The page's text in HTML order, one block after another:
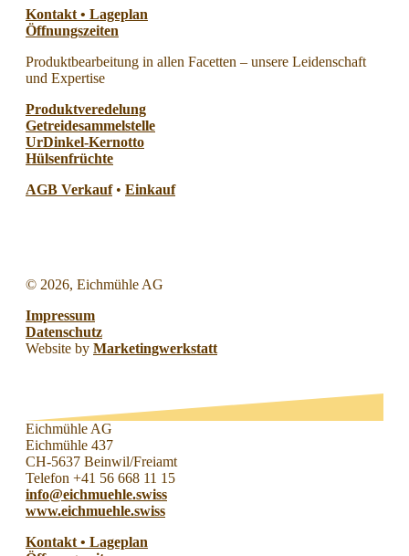
Kontakt • Lageplan
Öffnungszeiten
Produktbearbeitung in allen Facetten – unsere Leidenschaft
und Expertise
Produktveredelung
Getreidesammelstelle
UrDinkel-Kernotto
Hülsenfrüchte
AGB Verkauf• Einkauf
© 2026, Eichmühle AG
Impressum
Datenschutz
Website by Marketingwerkstatt
Eichmühle AG
Eichmühle 437
CH-5637 Beinwil/Freiamt
Telefon +41 56 668 11 15
info@eichmuehle.swiss
www.eichmuehle.swiss
Kontakt • Lageplan